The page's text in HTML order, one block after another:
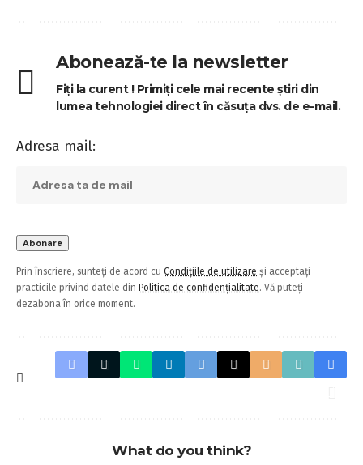
Abonează-te la newsletter
Fiți la curent ! Primiți cele mai recente știri din
lumea tehnologiei direct în căsuța dvs. de e-mail.
Adresa mail:
Prin înscriere, sunteți de acord cu Condițiile de utilizare și acceptați
practicile privind datele din Politica de confidențialitate. Vă puteți
dezabona în orice moment.
What do you think?